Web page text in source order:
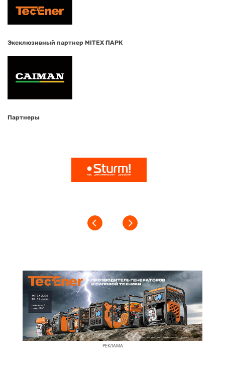
Эксклюзивный партнер MITEX ПАРК
Партнеры
РЕКЛАМА